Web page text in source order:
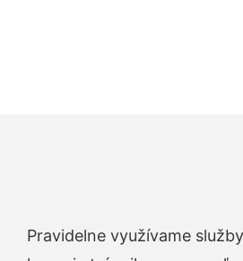
Pravidelne využívame